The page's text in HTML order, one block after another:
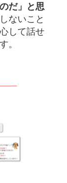
だ」と思
ないこと
して話せ
。